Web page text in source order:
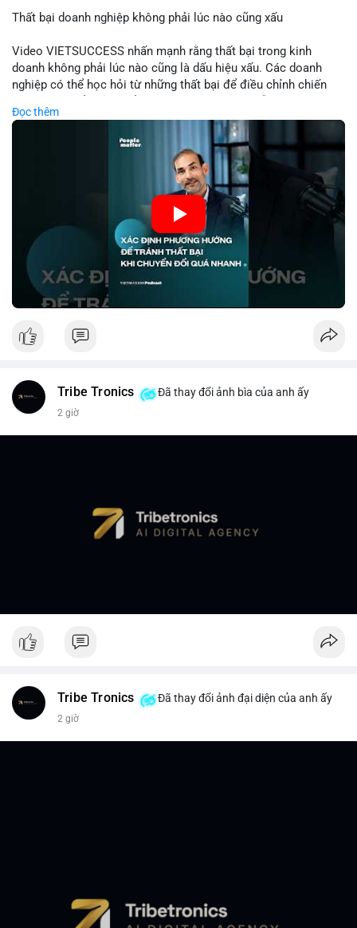
Thất bại doanh nghiệp không phải lúc nào cũng xấu
Video VIETSUCCESS nhấn mạnh rằng thất bại trong kinh
doanh không phải lúc nào cũng là dấu hiệu xấu. Các doanh
nghiệp có thể học hỏi từ những thất bại để điều chỉnh chiến
trình. Trong lĩnh vực tài chính và crypto, hiểu rõ nguyên nhân
thất bại giúp quản lý rủi ro hiệu quả và tránh lặp lại sai lầm.
Điều này đặc biệt quan trọng khi áp dụng vào các mô hình kinh
doanh mới hoặc đầu tư vào dự án blockchain.
🎥 Xem video trực tiếp tại:
Nguồn: VIETSUCCESS
Đọc thêm
Tribe Tronics Đã thay đổi ảnh bìa của anh ấy
2 giờ
Tribe Tronics Đã thay đổi ảnh đại diện của anh ấy
2 giờ